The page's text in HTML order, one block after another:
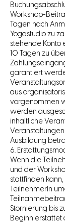
Workshop-
Tagen nach
Yogastudio zu
stehende Konto
10 Tagen zu
garantiert
aus
vorgenommen
werden
inhaltliche
Ausbildung
6.
Wenn die
und der
stattfinden
TeilnehmerIn
Stornierung bis
Beginn erstattet